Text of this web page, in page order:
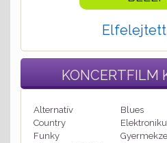
KONCERTFILM
Alternatív
Blues
Country
Funky